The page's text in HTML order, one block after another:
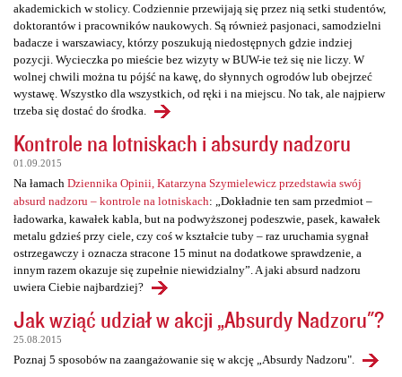
akademickich w stolicy. Codziennie przewijają się przez nią setki studentów,
doktorantów i pracowników naukowych. Są również pasjonaci, samodzielni
badacze i warszawiacy, którzy poszukują niedostępnych gdzie indziej
pozycji. Wycieczka po mieście bez wizyty w BUW-ie też się nie liczy. W
wolnej chwili można tu pójść na kawę, do słynnych ogrodów lub obejrzeć
wystawę. Wszystko dla wszystkich, od ręki i na miejscu. No tak, ale najpierw
trzeba się dostać do środka.
Kontrole na lotniskach i absurdy nadzoru
01.09.2015
Na łamach Dziennika Opinii, Katarzyna Szymielewicz przedstawia swój
absurd nadzoru – kontrole na lotniskach: „Dokładnie ten sam przedmiot –
ładowarka, kawałek kabla, but na podwyższonej podeszwie, pasek, kawałek
metalu gdzieś przy ciele, czy coś w kształcie tuby – raz uruchamia sygnał
ostrzegawczy i oznacza stracone 15 minut na dodatkowe sprawdzenie, a
innym razem okazuje się zupełnie niewidzialny”. A jaki absurd nadzoru
uwiera Ciebie najbardziej?
Jak wziąć udział w akcji „Absurdy Nadzoru"?
25.08.2015
Poznaj 5 sposobów na zaangażowanie się w akcję „Absurdy Nadzoru".